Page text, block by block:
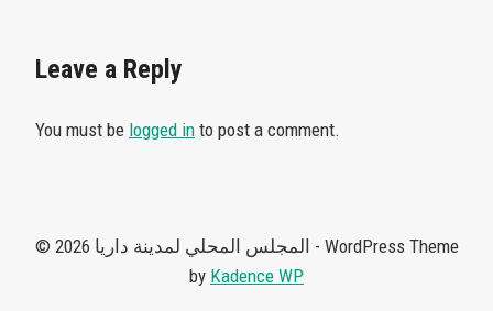
Leave a Reply
You must be logged in to post a comment.
© 2026 المجلس المحلي لمدينة داريا - WordPress Theme
by Kadence WP